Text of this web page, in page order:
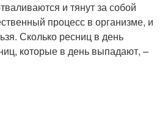
и тянут за собой
процесс в организме, и
Сколько ресниц в день
которые в день выпадают, –